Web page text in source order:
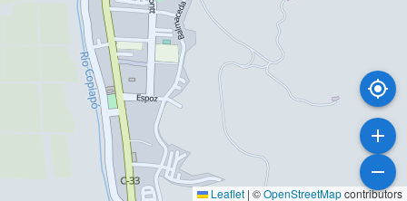
Leaflet | ©OpenStreetMapcontributors